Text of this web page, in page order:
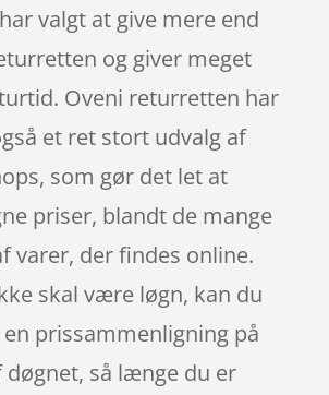
valgt at give mere end
og giver meget
Oveni returretten har
et ret stort udvalg af
som gør det let at
priser, blandt de mange
varer, der findes online.
skal være løgn, kan du
prissammenligning på
døgnet, så længe du er